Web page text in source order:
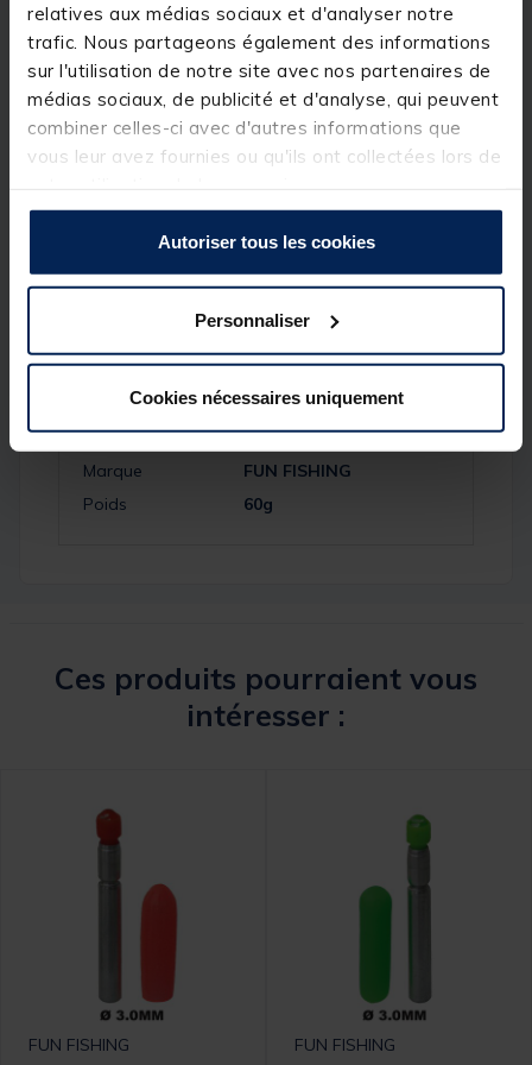
relatives aux médias sociaux et d'analyser notre
trafic. Nous partageons également des informations
sur l'utilisation de notre site avec nos partenaires de
médias sociaux, de publicité et d'analyse, qui peuvent
combiner celles-ci avec d'autres informations que
vous leur avez fournies ou qu'ils ont collectées lors de
Autoriser tous les cookies
Personnaliser
Cookies nécessaires uniquement
La quille a été confectionnée en fibre de verre, ce qui
offre à cette gamme de flotteurs une souplesse et
une résistance hors norme. Enfin, le corps coulissant
dispose d'une finition parfaite avec trois couches de
vernis, augmentant considérablement la durée de vie
et la sensibilité du flotteur.
Spécifications
Réf.
151429-1
Marque
FUN FISHING
Poids
60g
Ces produits pourraient vous
intéresser :
FUN FISHING FUN FISHING